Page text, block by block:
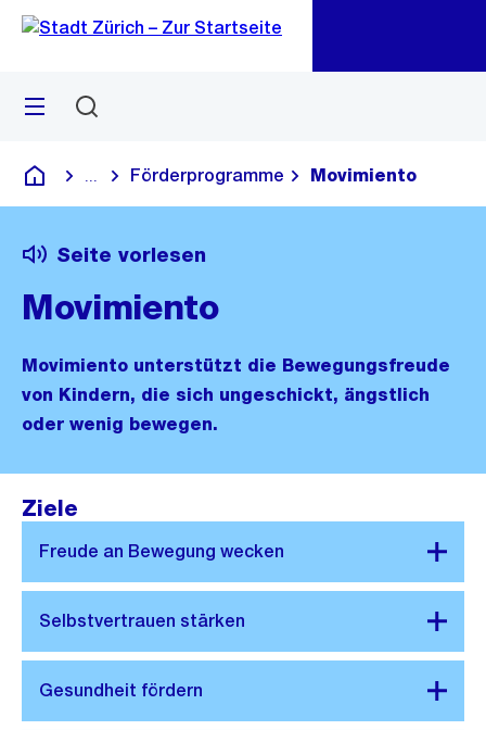
Navigation
Sprunglink
Menü
Deutsch
Blende alle Breadcrumbs ein
Förderprogramme Movimiento
Seite vorlesen
Movimiento
Movimiento unterstützt die Bewegungsfreude
von Kindern, die sich ungeschickt, ängstlich
oder wenig bewegen.
Ziele